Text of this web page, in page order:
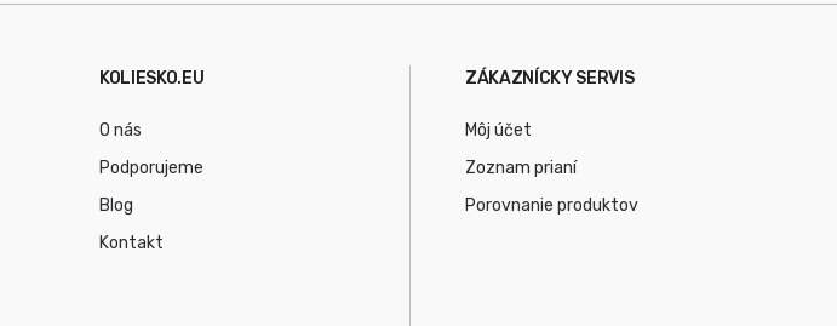
KOLIESKO.EU
O nás
Podporujeme
Blog
Kontakt
ZÁKAZNÍCKY SERVIS
Môj účet
Zoznam prianí
Porovnanie produktov